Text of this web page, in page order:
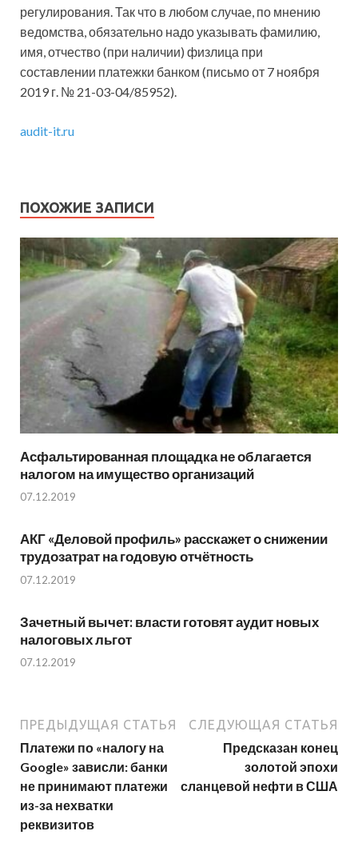
регулирования. Так что в любом случае, по мнению
ведомства, обязательно надо указывать фамилию,
имя, отчество (при наличии) физлица при
составлении платежки банком (письмо от 7 ноября
2019 г. № 21-03-04/85952).
audit-it.ru
ПОХОЖИЕ ЗАПИСИ
Асфальтированная площадка не облагается
налогом на имущество организаций
07.12.2019
АКГ «Деловой профиль» расскажет о снижении
трудозатрат на годовую отчётность
07.12.2019
Зачетный вычет: власти готовят аудит новых
налоговых льгот
07.12.2019
ПРЕДЫДУЩАЯ СТАТЬЯ
Платежи по «налогу на
Google» зависли: банки
не принимают платежи
из-за нехватки
реквизитов
СЛЕДУЮЩАЯ СТАТЬЯ
Предсказан конец
золотой эпохи
сланцевой нефти в США